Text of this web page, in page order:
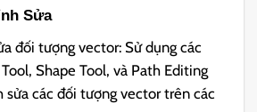
Sửa
đối tượng vector: Sử dụng các
Shape Tool, và Path Editing
các đối tượng vector trên các